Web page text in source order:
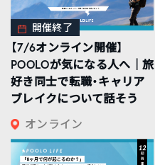
開催終了
【7/6オンライン開催】
POOLOが気になる人へ｜旅
好き同士で転職・キャリア
ブレイクについて話そう
オンライン